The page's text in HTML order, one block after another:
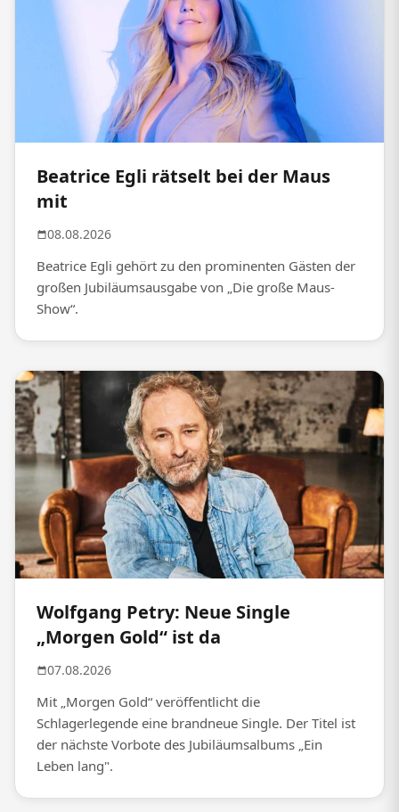
Beatrice Egli rätselt bei der Maus
mit
08.08.2026
Beatrice Egli gehört zu den prominenten Gästen der
großen Jubiläumsausgabe von „Die große Maus-
Show“.
Wolfgang Petry: Neue Single
„Morgen Gold“ ist da
07.08.2026
Mit „Morgen Gold“ veröffentlicht die
Schlagerlegende eine brandneue Single. Der Titel ist
der nächste Vorbote des Jubiläumsalbums „Ein
Leben lang".